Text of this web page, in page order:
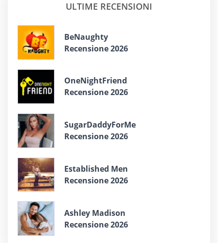
ULTIME RECENSIONI
BeNaughty
Recensione 2026
OneNightFriend
Recensione 2026
SugarDaddyForMe
Recensione 2026
Established Men
Recensione 2026
Ashley Madison
Recensione 2026